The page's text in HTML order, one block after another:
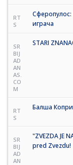
RT
S
Сферопулос:
играча
SR
BIJ
AD
AN
AS.
CO
M
STARI
RT
S
Балша
SR
BIJ
AD
AN
"ZVEZDA JE
pred Zvezdu!